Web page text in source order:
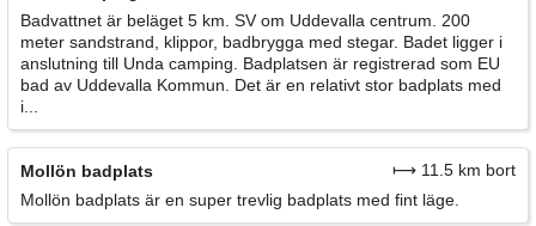
Badvattnet är beläget 5 km. SV om Uddevalla centrum. 200
meter sandstrand, klippor, badbrygga med stegar. Badet ligger i
anslutning till Unda camping. Badplatsen är registrerad som EU
bad av Uddevalla Kommun. Det är en relativt stor badplats med
i...
Mollön badplats
⟼ 11.5 km bort
Mollön badplats är en super trevlig badplats med fint läge.